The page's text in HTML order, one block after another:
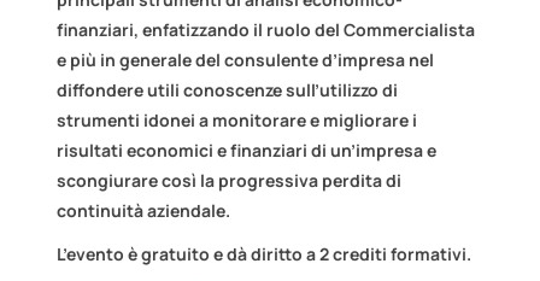
finanziari, enfatizzando il ruolo del Commercialista
e più in generale del consulente d’impresa nel
diffondere utili conoscenze sull’utilizzo di
strumenti idonei a monitorare e migliorare i
risultati economici e finanziari di un’impresa e
scongiurare così la progressiva perdita di
continuità aziendale.
L’evento è gratuito e dà diritto a 2 crediti formativi.